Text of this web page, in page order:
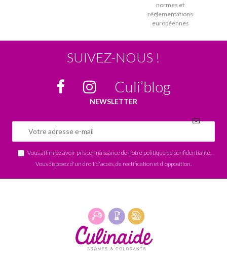
normes et
réglementations
européennes
SUIVEZ-NOUS !
Culi’blog
NEWSLETTER
Vous affirmez avoir pris connaissance de notre politique de confidentialité
Vous disposez d'un droit d'accès, de rectification et d'opposition.